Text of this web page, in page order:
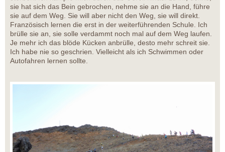
sie hat sich das Bein gebrochen, nehme sie an die Hand, führe
sie auf dem Weg. Sie will aber nicht den Weg, sie will direkt.
Französisch lernen die erst in der weiterführenden Schule. Ich
brülle sie an, sie solle verdammt noch mal auf dem Weg laufen.
Je mehr ich das blöde Kücken anbrülle, desto mehr schreit sie.
Ich habe nie so geschrien. Vielleicht als ich Schwimmen oder
Autofahren lernen sollte.